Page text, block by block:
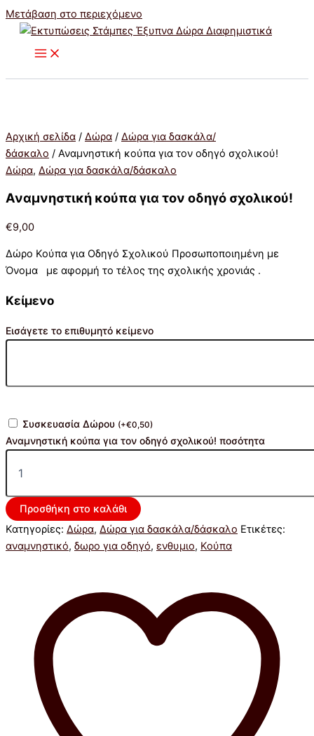
Μετάβαση στο περιεχόμενο
Αρχική σελίδα / Δώρα / Δώρα για δασκάλα/
δάσκαλο / Αναμνηστική κούπα για τον οδηγό σχολικού!
Δώρα, Δώρα για δασκάλα/δάσκαλο
Αναμνηστική κούπα για τον οδηγό σχολικού!
€9,00
Δώρο Κούπα για Οδηγό Σχολικού Προσωποποιημένη με
Όνομα με αφορμή το τέλος της σχολικής χρονιάς .
Κείμενο
Εισάγετε το επιθυμητό κείμενο
Συσκευασία Δώρου (+€0,50)
Αναμνηστική κούπα για τον οδηγό σχολικού! ποσότητα
Προσθήκη στο καλάθι
Κατηγορίες: Δώρα, Δώρα για δασκάλα/δάσκαλο Ετικέτες:
αναμνηστικό, δωρο για οδηγό, ενθυμιο, Κούπα